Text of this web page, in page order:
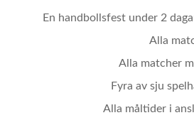
En handbollsfest under 2
Alla
Alla matcher
Fyra av sju
Alla måltider i